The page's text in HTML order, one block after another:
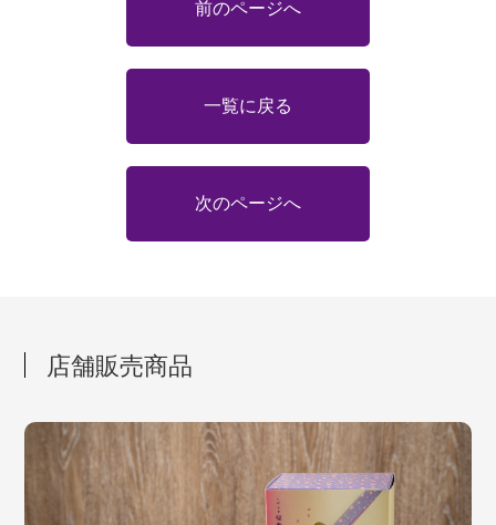
前のページへ
一覧に戻る
次のページへ
店舗販売商品